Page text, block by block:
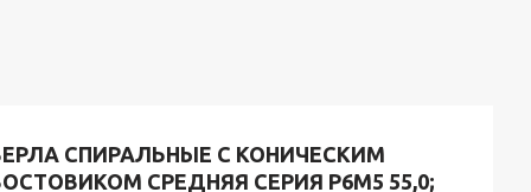
СПИРАЛЬНЫЕ С КОНИЧЕСКИМ
СРЕДНЯЯ СЕРИЯ Р6М5 55,0;